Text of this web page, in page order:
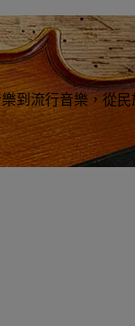
樂到流行音樂，從